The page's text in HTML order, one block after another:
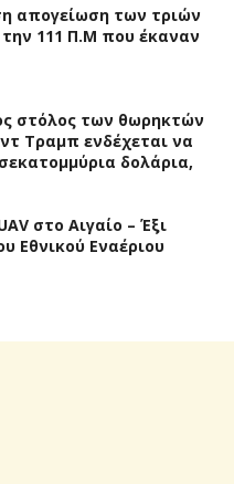
απογείωση των τριών
111 Π.M που έκαναν
στόλος των θωρηκτών
Τραμπ ενδέχεται να
δολάρια,
στο Αιγαίο – Έξι
Εθνικού Εναέριου